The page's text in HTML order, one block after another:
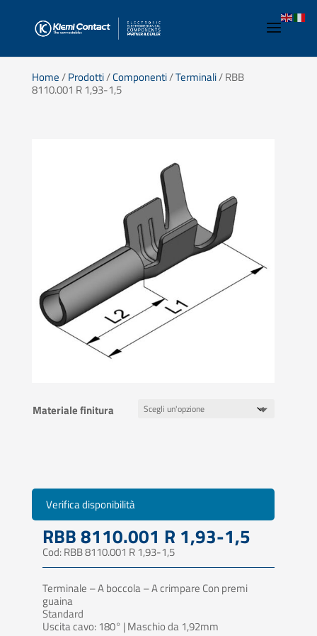
Home/Prodotti/Componenti/Terminali/ RBB
8110.001 R 1,93-1,5
Materiale finitura
Verifica disponibilità
RBB 8110.001 R 1,93-1,5
Cod: RBB 8110.001 R 1,93-1,5
Terminale – A boccola – A crimpare Con premi
guaina
Standard
Uscita cavo: 180° | Maschio da 1,92mm